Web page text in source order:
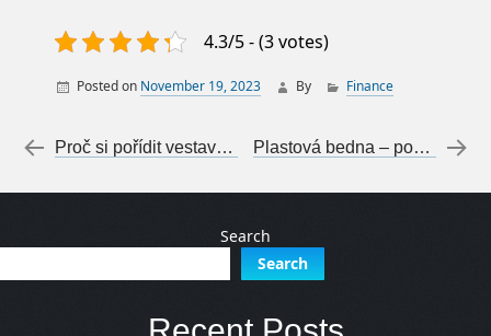
4.3/5 - (3 votes)
Posted on November 19, 2023 By Finance
Post navigation
←
Proč si pořídit vestavěnou skříň do předsíně Plastová bedna – pomocník pro vaši sklizeň zeleniny
Search
Search